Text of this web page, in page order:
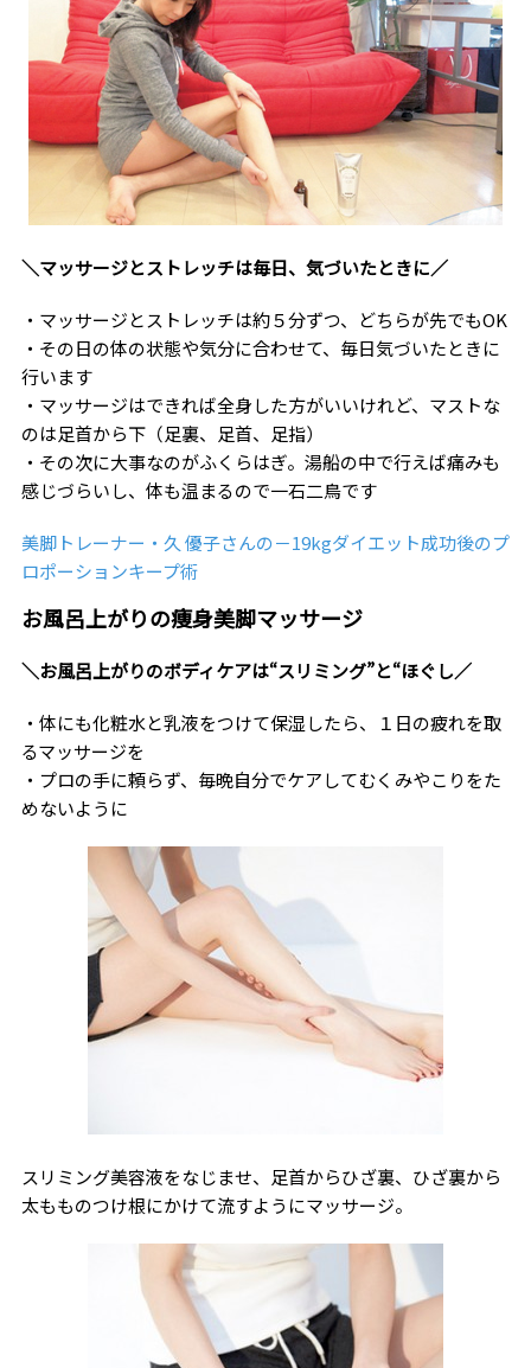
＼マッサージとストレッチは毎日、気づいたときに／
・マッサージとストレッチは約５分ずつ、どちらが先でもOK
・その日の体の状態や気分に合わせて、毎日気づいたときに
行います
・マッサージはできれば全身した方がいいけれど、マストな
のは足首から下（足裏、足首、足指）
・その次に大事なのがふくらはぎ。湯船の中で行えば痛みも
感じづらいし、体も温まるので一石二鳥です
美脚トレーナー・久 優子さんの－19kgダイエット成功後のプ
ロポーションキープ術
お風呂上がりの痩身美脚マッサージ
＼お風呂上がりのボディケアは“スリミング”と“ほぐし／
・体にも化粧水と乳液をつけて保湿したら、１日の疲れを取
るマッサージを
・プロの手に頼らず、毎晩自分でケアしてむくみやこりをた
めないように
スリミング美容液をなじませ、足首からひざ裏、ひざ裏から
太もものつけ根にかけて流すようにマッサージ。